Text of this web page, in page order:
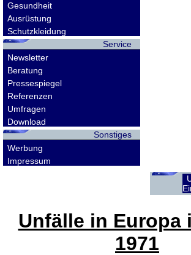
Gesundheit
Ausrüstung
Schutzkleidung
Service
Newsletter
Beratung
Pressespiegel
Referenzen
Umfragen
Download
Sonstiges
Werbung
Impressum
Unfälle in Europa
1971